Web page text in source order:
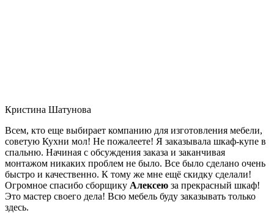
Кристина Шатунова
Всем, кто еще выбирает компанию для изготовления мебели,
советую Кухни мол! Не пожалеете! Я заказывала шкаф-купе в
спальню. Начиная с обсуждения заказа и заканчивая
монтажом никаких проблем не было. Все было сделано очень
быстро и качественно. К тому же мне ещё скидку сделали!
Огромное спасибо сборщику Алексею за прекрасный шкаф!
Это мастер своего дела! Всю мебель буду заказывать только
здесь.